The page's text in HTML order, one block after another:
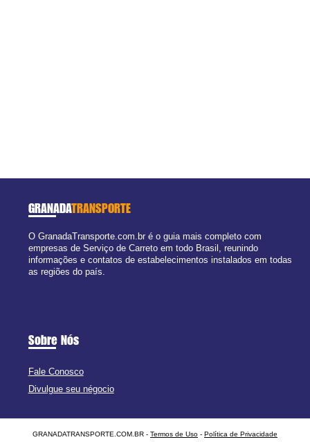
GRANADATRANSPORTE
O GranadaTransporte.com.br é o guia mais completo com
empresas de Serviço de Carreto em todo Brasil, reunindo
informações e contatos de estabelecimentos instalados em todas
as regiões do país.
Sobre Nós
Fale Conosco
Divulgue seu négocio
GRANADATRANSPORTE.COM.BR - Termos de Uso - Política de Privacidade